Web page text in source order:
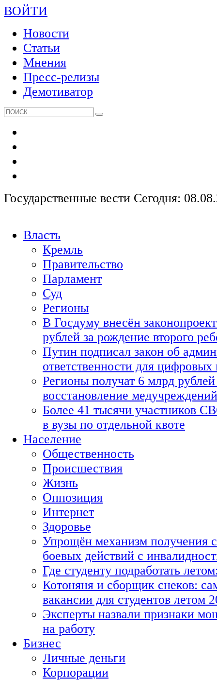
ВОЙТИ
Новости
Статьи
Мнения
Пресс-релизы
Демотиватор
Государственные вести Сегодня:
Власть
Кремль
Правительство
Парламент
Суд
Регионы
В Госдуму внесён
рублей за рождение второго
Путин подписал закон об
ответственности для
Регионы получат 6 млрд рублей
восстановление медучреждений
Более 41 тысячи участников
в вузы по отдельной квоте
Население
Общественность
Происшествия
Жизнь
Оппозиция
Интернет
Здоровье
Упрощён механизм получения
боевых действий с
Где студенту подработать
Котоняня и сборщик снеков:
вакансии для студентов летом
Эксперты назвали признаки
на работу
Бизнес
Личные деньги
Корпорации